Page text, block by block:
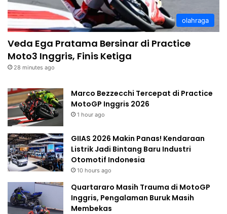
olahraga
Veda Ega Pratama Bersinar di Practice
Moto3 Inggris, Finis Ketiga
28 minutes ago
Marco Bezzecchi Tercepat di Practice
MotoGP Inggris 2026
1 hour ago
GIIAS 2026 Makin Panas! Kendaraan
Listrik Jadi Bintang Baru Industri
Otomotif Indonesia
10 hours ago
Quartararo Masih Trauma di MotoGP
Inggris, Pengalaman Buruk Masih
Membekas